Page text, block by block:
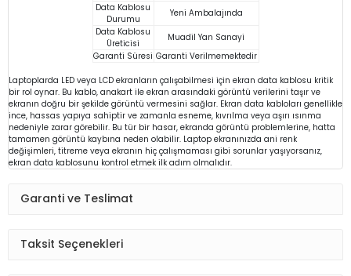
Data Kablosu
Durumu
Yeni Ambalajında
Data Kablosu
Üreticisi
Muadil Yan Sanayi
Garanti Süresi Garanti Verilmemektedir
Laptoplarda LED veya LCD ekranların çalışabilmesi için ekran data kablosu kritik
bir rol oynar. Bu kablo, anakart ile ekran arasındaki görüntü verilerini taşır ve
ekranın doğru bir şekilde görüntü vermesini sağlar. Ekran data kabloları genellikle
ince, hassas yapıya sahiptir ve zamanla esneme, kıvrılma veya aşırı ısınma
nedeniyle zarar görebilir. Bu tür bir hasar, ekranda görüntü problemlerine, hatta
tamamen görüntü kaybına neden olabilir. Laptop ekranınızda ani renk
değişimleri, titreme veya ekranın hiç çalışmaması gibi sorunlar yaşıyorsanız,
ekran data kablosunu kontrol etmek ilk adım olmalıdır.
Garanti ve Teslimat
Taksit Seçenekleri